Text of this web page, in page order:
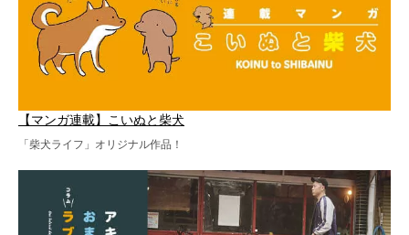
【マンガ連載】こいぬと柴犬
「柴犬ライフ」オリジナル作品！